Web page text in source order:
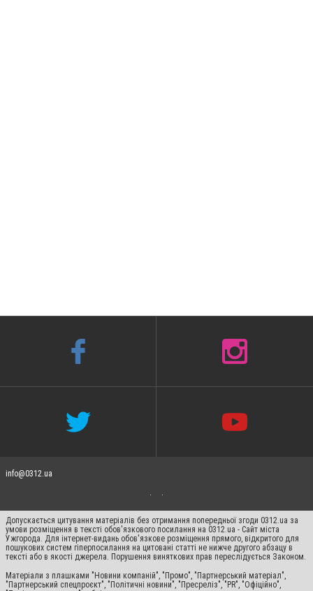
info@0312.ua
Допускається цитування матеріалів без отримання попередньої згоди 0312.ua за
умови розміщення в тексті обов'язкового посилання на 0312.ua - Сайт міста
Ужгорода. Для інтернет-видань обов'язкове розміщення прямого, відкритого для
пошукових систем гіперпосилання на цитовані статті не нижче другого абзацу в
тексті або в якості джерела. Порушення виняткових прав переслідується Законом.
Матеріали з плашками "Новини компаній", "Промо", "Партнерський матеріал",
"Партнерський спецпроєкт", "Політичні новини", "Пресреліз", "PR", "Офіційно",